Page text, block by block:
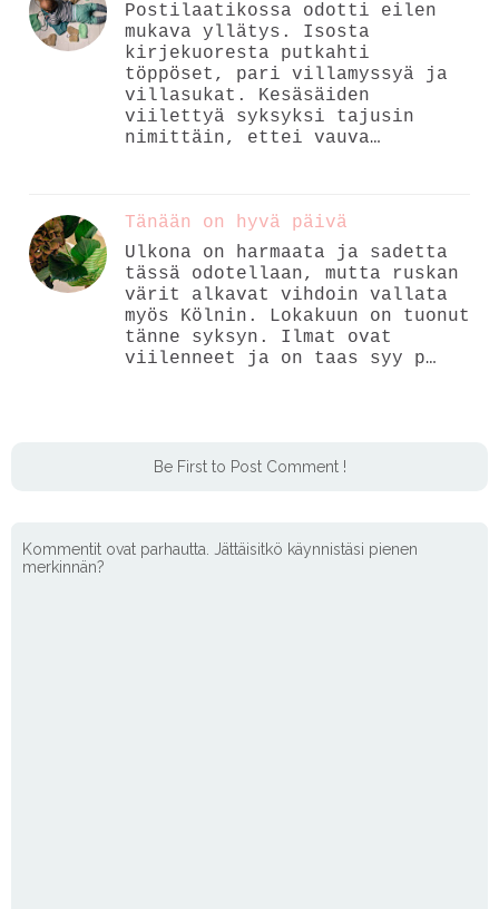
Postilaatikossa odotti eilen
mukava yllätys. Isosta
kirjekuoresta putkahti
töppöset, pari villamyssyä ja
villasukat. Kesäsäiden
viilettyä syksyksi tajusin
nimittäin, ettei vauva…
Tänään on hyvä päivä
Ulkona on harmaata ja sadetta
tässä odotellaan, mutta ruskan
värit alkavat vihdoin vallata
myös Kölnin. Lokakuun on tuonut
tänne syksyn. Ilmat ovat
viilenneet ja on taas syy p…
Be First to Post Comment !
Kommentit ovat parhautta. Jättäisitkö käynnistäsi pienen
merkinnän?